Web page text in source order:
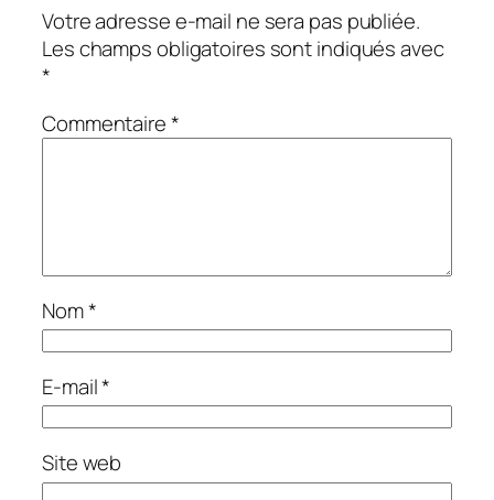
Votre adresse e-mail ne sera pas publiée.
Les champs obligatoires sont indiqués avec
*
Commentaire*
Nom*
E-mail*
Site web